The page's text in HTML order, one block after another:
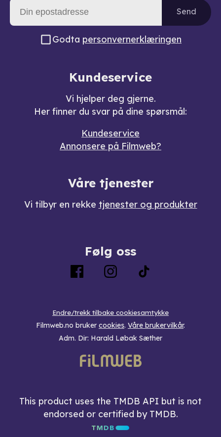
Send
Godta personvernerklæringen
Kundeservice
Vi hjelper deg gjerne.
Her finner du svar på dine spørsmål:
Kundeservice
Annonsere på Filmweb?
Våre tjenester
Vi tilbyr en rekke tjenester og produkter
Følg oss
Endre/trekk tilbake cookiesamtykke
Filmweb.no bruker cookies. Våre brukervilkår.
Adm. Dir: Harald Løbak Sæther
This product uses the TMDB API but is not
endorsed or certified by TMDB.